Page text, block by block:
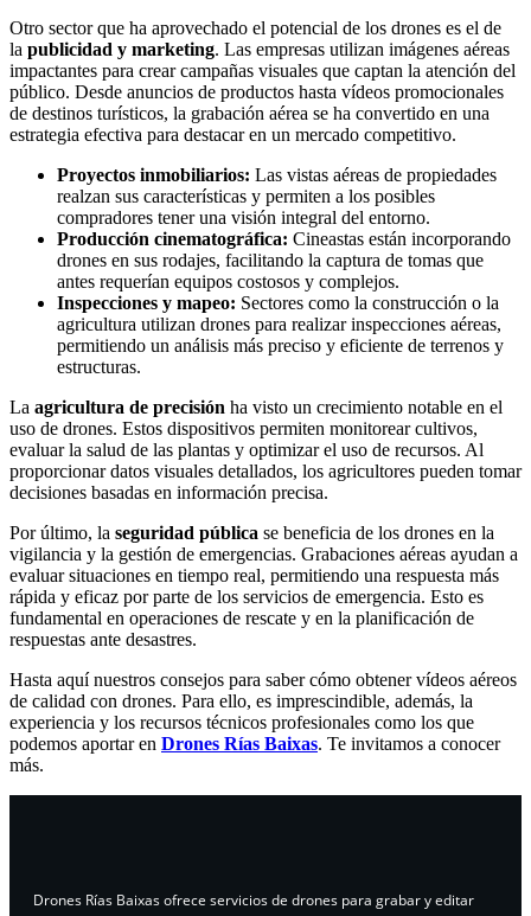
Otro sector que ha aprovechado el potencial de los drones es el de
la publicidad y marketing. Las empresas utilizan imágenes aéreas
impactantes para crear campañas visuales que captan la atención del
público. Desde anuncios de productos hasta vídeos promocionales
de destinos turísticos, la grabación aérea se ha convertido en una
estrategia efectiva para destacar en un mercado competitivo.
Proyectos inmobiliarios: Las vistas aéreas de propiedades
realzan sus características y permiten a los posibles
compradores tener una visión integral del entorno.
Producción cinematográfica: Cineastas están incorporando
drones en sus rodajes, facilitando la captura de tomas que
antes requerían equipos costosos y complejos.
Inspecciones y mapeo: Sectores como la construcción o la
agricultura utilizan drones para realizar inspecciones aéreas,
permitiendo un análisis más preciso y eficiente de terrenos y
estructuras.
La agricultura de precisión ha visto un crecimiento notable en el
uso de drones. Estos dispositivos permiten monitorear cultivos,
evaluar la salud de las plantas y optimizar el uso de recursos. Al
proporcionar datos visuales detallados, los agricultores pueden tomar
decisiones basadas en información precisa.
Por último, la seguridad pública se beneficia de los drones en la
vigilancia y la gestión de emergencias. Grabaciones aéreas ayudan a
evaluar situaciones en tiempo real, permitiendo una respuesta más
rápida y eficaz por parte de los servicios de emergencia. Esto es
fundamental en operaciones de rescate y en la planificación de
respuestas ante desastres.
Hasta aquí nuestros consejos para saber cómo obtener vídeos aéreos
de calidad con drones. Para ello, es imprescindible, además, la
experiencia y los recursos técnicos profesionales como los que
podemos aportar en Drones Rías Baixas. Te invitamos a conocer
más.
Drones Rías Baixas ofrece servicios de drones para grabar y editar